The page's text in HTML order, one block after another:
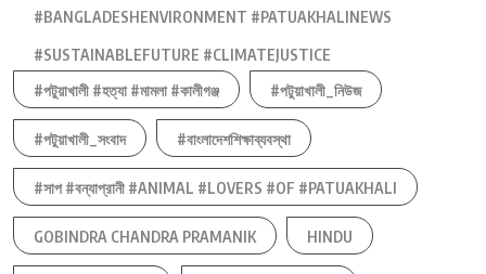
#BANGLADESHENVIRONMENT #PATUAKHALINEWS
#SUSTAINABLEFUTURE #CLIMATEJUSTICE
#পটুয়াখালী #হত্যা #মামলা #কালীগঞ্জ
#পটুয়াখালী_নিউজ
#পটুয়াখালী_সংবাদ #বাংলাদেশশিক্ষাব্যবস্থা
#সাপ #বন্যাপ্রানী #ANIMAL #LOVERS #OF #PATUAKHALI
GOBINDRA CHANDRA PRAMANIK HINDU